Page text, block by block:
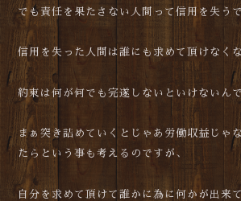
でも責任を果たさない人間って信用を失う
信用を失った人間は誰にも求めて頂けなく
約束は何が何でも完遂しないといけないん
まぁ突き詰めていくとじゃあ労働収益じゃ
たらという事も考えるのですが、
自分を求めて頂けて誰かに為に何かが出来